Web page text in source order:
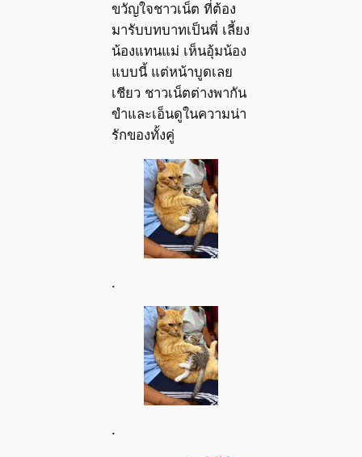
ขวัญใจชาวเน็ต ที่ต้อง
มารับบทบาทเป็นพี่ เลี้ยง
น้องแทนแม่ เห็นอุ้มน้อง
แบบนี้ แต่หน้าบูดเลย
เชียว ชาวเน็ตต่างพากัน
ขำและเอ็นดูในความน่า
รักของทั้งคู่
.
.